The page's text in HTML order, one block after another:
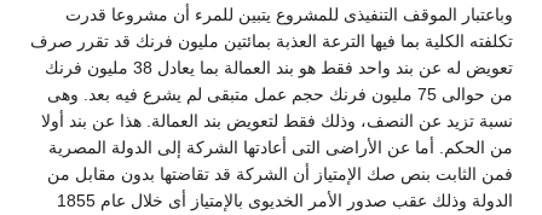
الموقف التنفيذى للمشروع يتبين للمرء أن مشروعا قدرت
الكلية بما فيها الترعة العذبة بمائتين مليون فرنك قد تقرر صرف
تعويض له عن بند واحد فقط هو بند العمالة بما يعادل 38 مليون فرنك
من حوالى 75 مليون فرنك حجم عمل متبقى لم يشرع فيه بعد. وهى
تزيد عن النصف، وذلك فقط لتعويض بند العمالة. هذا عن بند أولا
الحكم. أما عن الأراضى التى أعادتها الشركة إلى الدولة المصرية
الثابت بنص صك الإمتياز أن الشركة قد تقاضتها بدون مقابل من
الدولة وذلك عقب صدور الأمر الخديوى بالإمتياز أى خلال عام 1855